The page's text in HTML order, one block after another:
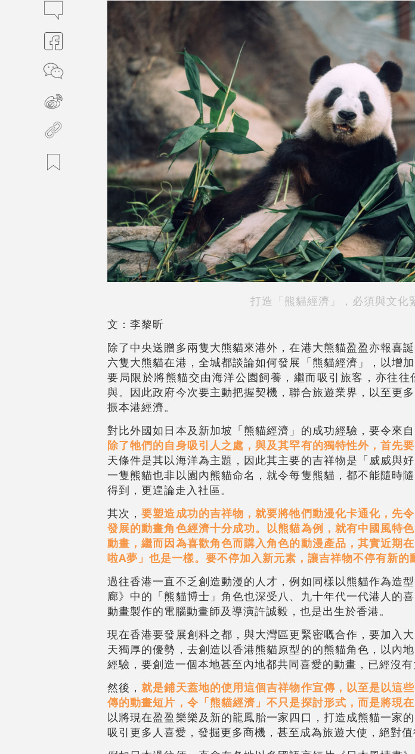
打造「熊貓經濟」，必須與文化
文：李黎昕
除了中央送贈多兩隻大熊貓來港外，在港大熊貓盈盈亦報喜
六隻大熊貓在港，全城都談論如何發展「熊貓經濟」，以增
要局限於將熊貓交由海洋公園飼養，繼而吸引旅客，亦往
與。因此政府今次要主動把握契機，聯合旅遊業界，以至更
振本港經濟。
對比外國如日本及新加坡「熊貓經濟」的成功經驗，要令來
除了牠們的自身吸引人之處，與及其罕有的獨特性外，首先
天條件是其以海洋為主題，因此其主要的吉祥物是「威威與
一隻熊貓也非以園內熊貓命名，就令每隻熊貓，都不能隨時
得到，更遑論走入社區。
其次，要塑造成功的吉祥物，就要將牠們動漫化卡通化，先
發展的動畫角色經濟十分成功。以熊貓為例，就有中國風特
動畫，繼而因為喜歡角色而購入角色的動漫產品，其實近期
啦A夢」也是一樣。要不停加入新元素，讓吉祥物不停有新的
過往香港一直不乏創造動漫的人才，例如同樣以熊貓作為造
廊》中的「熊貓博士」角色也深受八、九十年代一代港人的
動畫製作的電腦動畫師及導演許誠毅，也是出生於香港。
現在香港要發展創科之都，與大灣區更緊密嘅合作，要加入
天獨厚的優勢，去創造以香港熊貓原型的的熊貓角色，以內
經驗，要創造一個本地甚至內地都共同喜愛的動畫，已經沒有
然後，就是鋪天蓋地的使用這個吉祥物作宣傳，以至是以這
傳的動畫短片，令「熊貓經濟」不只是探討形式，而是將現
以將現在盈盈樂樂及新的龍鳳胎一家四口，打造成熊貓一家
吸引更多人喜愛，發掘更多商機，甚至成為旅遊大使，絕對值